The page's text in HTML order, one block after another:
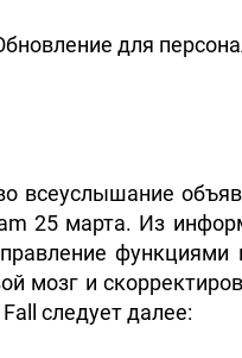
всеуслышание
25 марта. Из
мозг и
следует далее: